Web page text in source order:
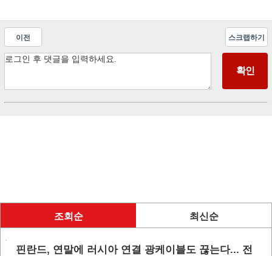
이전 스크랩하기
조회순 최신순
핀란드, 연말에 러시아 연결 광케이블도 끊는다... 전